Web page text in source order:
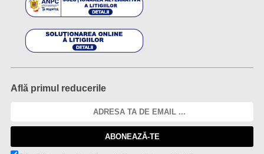
Află primul reducerile
ABONEAZĂ-TE